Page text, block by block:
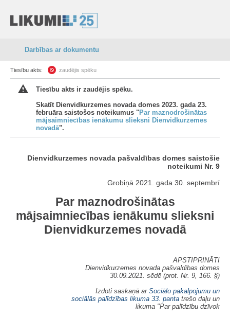
Darbības ar dokumentu
Tiesību akts: zaudējis spēku
Tiesību akts ir zaudējis spēku.
Skatīt Dienvidkurzemes novada domes 2023. gada 23.
februāra saistošos noteikumus "Par maznodrošinātas
mājsaimniecības ienākumu slieksni Dienvidkurzemes
novadā".
Dienvidkurzemes novada pašvaldības domes saistošie
noteikumi Nr. 9
Grobiņā 2021. gada 30. septembrī
Par maznodrošinātas
mājsaimniecības ienākumu slieksni
Dienvidkurzemes novadā
APSTIPRINĀTI
Dienvidkurzemes novada pašvaldības domes
30.09.2021. sēdē (prot. Nr. 9, 166. §)
Izdoti saskaņā ar Sociālo pakalpojumu un
sociālās palīdzības likuma 33. panta trešo daļu un
likuma "Par palīdzību dzīvok